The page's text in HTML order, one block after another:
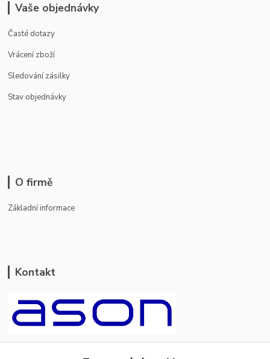
Vaše objednávky
Časté dotazy
Vrácení zboží
Sledování zásilky
Stav objednávky
O firmě
Základní informace
Kontakt